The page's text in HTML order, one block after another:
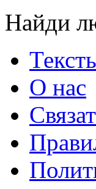
Найди
О нас